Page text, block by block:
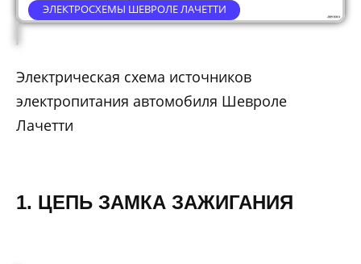
ЭЛЕКТРОСХЕМЫ ШЕВРОЛЕ ЛАЧЕТТИ
Электрическая схема источников
электропитания автомобиля Шевроле
Лачетти
1. ЦЕПЬ ЗАМКА ЗАЖИГАНИЯ